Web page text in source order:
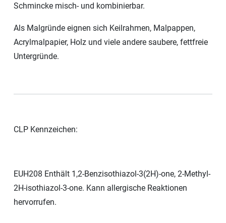
Schmincke misch- und kombinierbar.
Als Malgründe eignen sich Keilrahmen, Malpappen,
Acrylmalpapier, Holz und viele andere saubere, fettfreie
Untergründe.
CLP Kennzeichen:
EUH208 Enthält 1,2-Benzisothiazol-3(2H)-one, 2-Methyl-
2H-isothiazol-3-one. Kann allergische Reaktionen
hervorrufen.